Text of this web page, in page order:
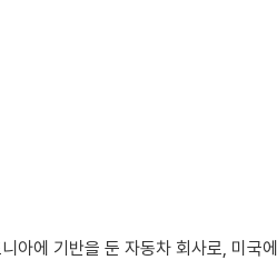
에 기반을 둔 자동차 회사로, 미국